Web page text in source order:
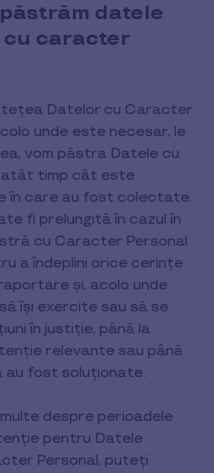
datele
caracter
Datelor cu Caracter
unde este necesar, le
vom păstra Datele cu
atât timp cât este
în care au fost colectate.
fi prelungită în cazul în
cu Caracter Personal
a îndeplini orice cerințe
și, acolo unde
își exercite sau să se
în justiție, până la
relevante sau până
au fost soluționate.
despre perioadele
pentru Datele
Personal, puteți